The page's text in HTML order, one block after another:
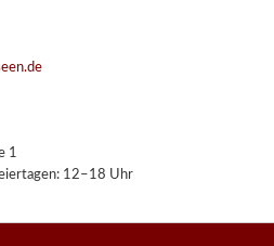
1
12–18 Uhr